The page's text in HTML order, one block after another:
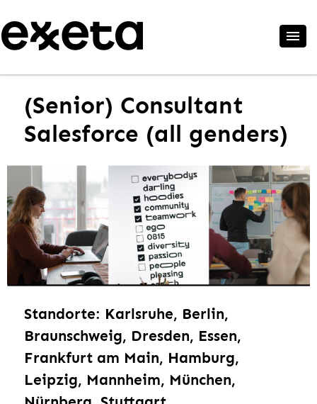
(Senior) Consultant
Salesforce (all genders)
Standorte: Karlsruhe, Berlin,
Braunschweig, Dresden, Essen,
Frankfurt am Main, Hamburg,
Leipzig, Mannheim, München,